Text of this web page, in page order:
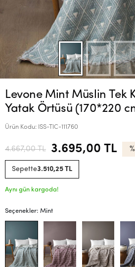
Levone Mint Müslin Tek
Yatak Örtüsü (170*220
Ürün Kodu: ISS-TIC-111760
4.667,00 TL 3.695,00 TL
Sepette3.510,25 TL
Aynı gün kargoda!
Seçenekler: Mint